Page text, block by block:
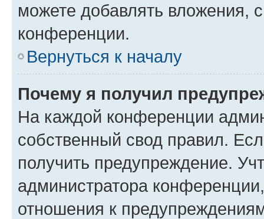
можете добавлять вложения,
конференции.
Вернуться к началу
Почему я получил
На каждой конференции
собственный свод правил.
получить предупреждение.
администратора
отношения к